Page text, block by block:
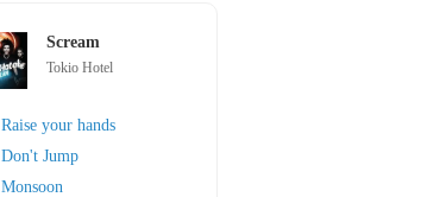
Scream
Tokio Hotel
Raise your hands
Don't Jump
Monsoon